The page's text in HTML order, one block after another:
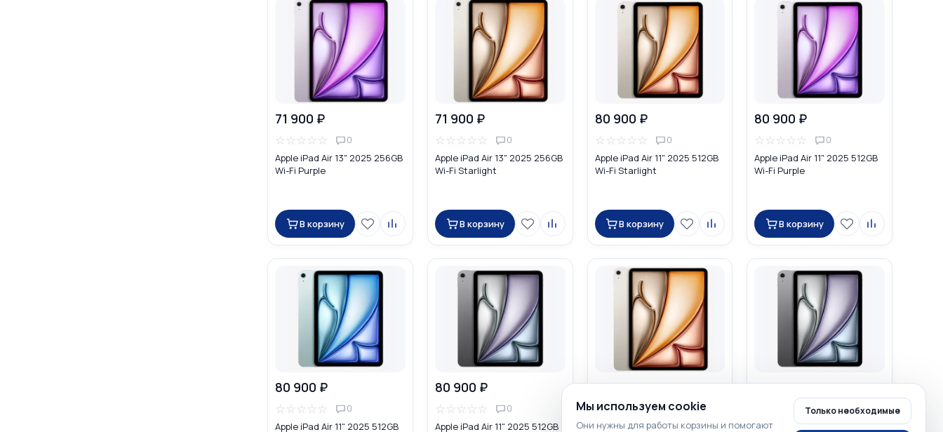
71 900 ₽
☆☆☆☆☆ 0
Apple iPad Air 13" 2025 256GB
Wi-Fi Purple
В корзину
71 900 ₽
☆☆☆☆☆ 0
Apple iPad Air 13" 2025 256GB
Wi-Fi Starlight
В корзину
80 900 ₽
☆☆☆☆☆ 0
Apple iPad Air 11" 2025 512GB
Wi-Fi Starlight
В корзину
80 900 ₽
☆☆☆☆☆ 0
Apple iPad Air 11" 2025 512GB
Wi-Fi Purple
В корзину
80 900 ₽
☆☆☆☆☆ 0
Apple iPad Air 11" 2025 512GB
80 900 ₽
☆☆☆☆☆ 0
Apple iPad Air 11" 2025 512GB
81 900 ₽
☆☆☆☆☆ 0
Apple iPad Air 13" 2026 M4
87 900 ₽
☆ ☆ 0
Apple iPad Air 11" 2026 M4
Мы используем cookie
Они нужны для работы корзины и помогают
Только необходимые